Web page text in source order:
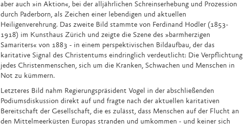
aber auch »in Aktion«, bei der alljährlichen Schreinserhebung und Prozession
durch Paderborn, als Zeichen einer lebendigen und aktuellen
Heiligenverehrung. Das zweite Bild stammte von Ferdinand Hodler (1853-
1918) im Kunsthaus Zürich und zeigte die Szene des »barmherzigen
Samariters« von 1883 - in einem perspektivischen Bildaufbau, der das
karitative Signal des Christentums eindringlich verdeutlicht: Die Verpflichtung
jedes Christenmenschen, sich um die Kranken, Schwachen und Menschen in
Not zu kümmern.
Letzteres Bild nahm Regierungspräsident Vogel in der abschließenden
Podiumsdiskussion direkt auf und fragte nach der aktuellen karitativen
Bereitschaft der Gesellschaft, die es zulässt, dass Menschen auf der Flucht an
den Mittelmeerküsten Europas stranden und umkommen - und keiner sich